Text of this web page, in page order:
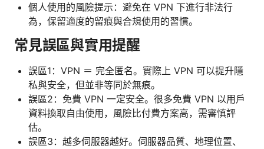
個人使用的風險提示：避免在 VPN 下進行非法行
為，保留適度的留痕與合規使用的習慣。
常見誤區與實用提醒
誤區1：VPN ＝ 完全匿名。實際上 VPN 可以提升隱
私與安全，但並非等同於無痕。
誤區2：免費 VPN 一定安全。很多免費 VPN 以用戶
資料換取自由使用，風險比付費方案高，需審慎評
估。
誤區3：越多伺服器越好。伺服器品質、地理位置、